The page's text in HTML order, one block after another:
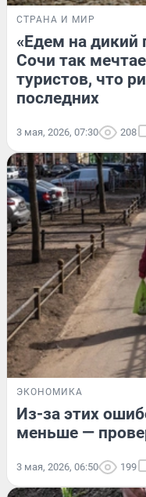
СТРАНА И МИР
«Едем на дикий
Сочи так
туристов, что
последних
3 мая, 2026, 07:30 208
ЭКОНОМИКА
Из-за этих
меньше —
3 мая, 2026, 06:50 199